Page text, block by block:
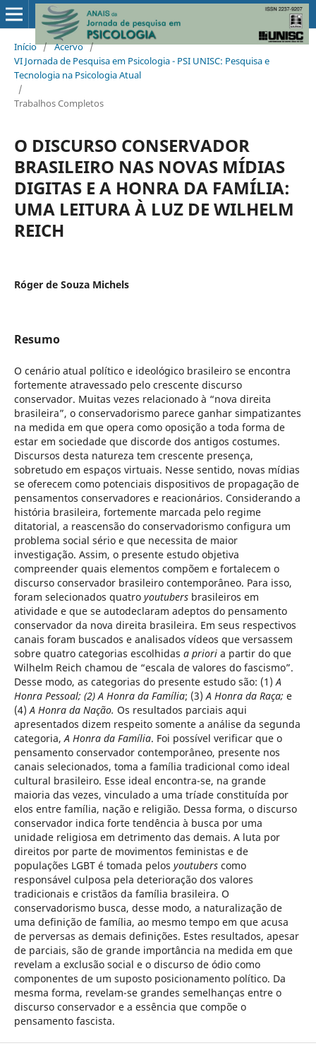
Início / Acervo /
VI Jornada de Pesquisa em Psicologia - PSI UNISC: Pesquisa e
Tecnologia na Psicologia Atual
/
Trabalhos Completos
O DISCURSO CONSERVADOR
BRASILEIRO NAS NOVAS MÍDIAS
DIGITAS E A HONRA DA FAMÍLIA:
UMA LEITURA À LUZ DE WILHELM
REICH
Róger de Souza Michels
Resumo
O cenário atual político e ideológico brasileiro se encontra
fortemente atravessado pelo crescente discurso
conservador. Muitas vezes relacionado à “nova direita
brasileira”, o conservadorismo parece ganhar simpatizantes
na medida em que opera como oposição a toda forma de
estar em sociedade que discorde dos antigos costumes.
Discursos desta natureza tem crescente presença,
sobretudo em espaços virtuais. Nesse sentido, novas mídias
se oferecem como potenciais dispositivos de propagação de
pensamentos conservadores e reacionários. Considerando a
história brasileira, fortemente marcada pelo regime
ditatorial, a reascensão do conservadorismo configura um
problema social sério e que necessita de maior
investigação. Assim, o presente estudo objetiva
compreender quais elementos compõem e fortalecem o
discurso conservador brasileiro contemporâneo. Para isso,
foram selecionados quatro youtubersbrasileiros em
atividade e que se autodeclaram adeptos do pensamento
conservador da nova direita brasileira. Em seus respectivos
canais foram buscados e analisados vídeos que versassem
sobre quatro categorias escolhidas a priori a partir do que
Wilhelm Reich chamou de “escala de valores do fascismo”.
Desse modo, as categorias do presente estudo são: (1)A
Honra Pessoal; (2) A Honra da Família; (3)A Honra da Raça; e
(4)A Honra da Nação. Os resultados parciais aqui
apresentados dizem respeito somente a análise da segunda
categoria,A Honra da Família. Foi possível verificar que o
pensamento conservador contemporâneo, presente nos
canais selecionados, toma a família tradicional como ideal
cultural brasileiro. Esse ideal encontra-se, na grande
maioria das vezes, vinculado a uma tríade constituída por
elos entre família, nação e religião. Dessa forma, o discurso
conservador indica forte tendência à busca por uma
unidade religiosa em detrimento das demais. A luta por
direitos por parte de movimentos feministas e de
populações LGBT é tomada pelos youtuberscomo
responsável culposa pela deterioração dos valores
tradicionais e cristãos da família brasileira. O
conservadorismo busca, desse modo, a naturalização de
uma definição de família, ao mesmo tempo em que acusa
de perversas as demais definições. Estes resultados, apesar
de parciais, são de grande importância na medida em que
revelam a exclusão social e o discurso de ódio como
componentes de um suposto posicionamento político. Da
mesma forma, revelam-se grandes semelhanças entre o
discurso conservador e a essência que compõe o
pensamento fascista.